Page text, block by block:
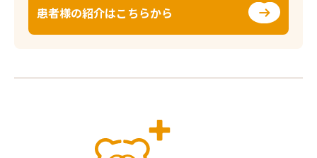
患者様の紹介はこちらから